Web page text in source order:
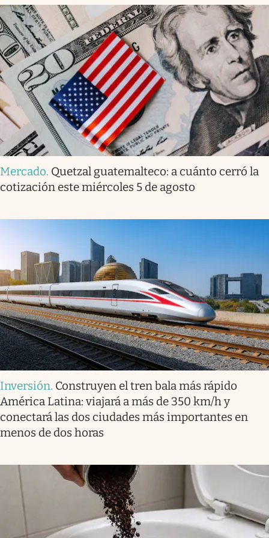
Mercado. Quetzal guatemalteco: a cuánto cerró la
cotización este miércoles 5 de agosto
Inversión. Construyen el tren bala más rápido
América Latina: viajará a más de 350 km/h y
conectará las dos ciudades más importantes en
menos de dos horas